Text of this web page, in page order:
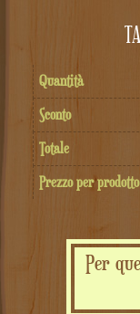
Quantità
Sconto
Totale
Prezzo per prodotto
Per